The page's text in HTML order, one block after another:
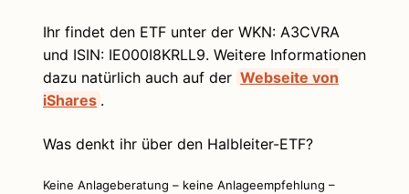
Ihr findet den ETF unter der WKN: A3CVRA
und ISIN: IE000I8KRLL9. Weitere Informationen
dazu natürlich auch auf der Webseite von
iShares .
Was denkt ihr über den Halbleiter-ETF?
Keine Anlageberatung – keine Anlageempfehlung –